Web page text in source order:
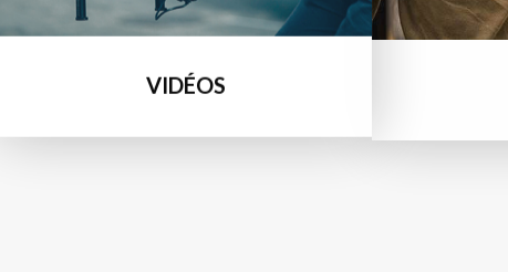
VIDÉOS